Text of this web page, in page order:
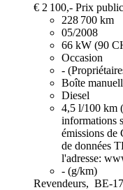
€ 2 100,- Prix
228 700 km
05/2008
66 kW (90
Occasion
-
Boîte
Diesel
4,5 l/100 km
informations
émissions de
de données
l'adresse:
- (g/km)
Revendeurs, BE-